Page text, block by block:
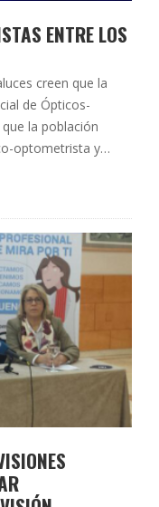
ENTRE LOS
creen que la
de Ópticos-
la población
optometrista y